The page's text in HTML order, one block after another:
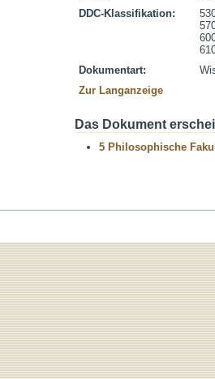
DDC-Klassifikation:
Dokumentart:
Zur Langanzeige
Das Dokument
5 Philosophische